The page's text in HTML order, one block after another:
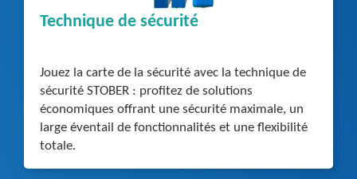
Technique de sécurité
Jouez la carte de la sécurité avec la technique de
sécurité STOBER : profitez de solutions
économiques offrant une sécurité maximale, un
large éventail de fonctionnalités et une flexibilité
totale.